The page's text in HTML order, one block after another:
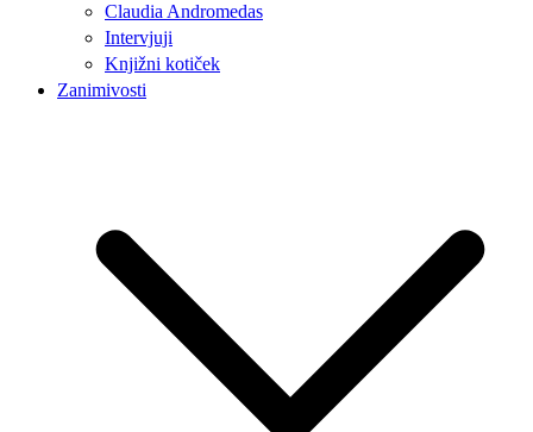
Claudia Andromedas
Intervjuji
Knjižni kotiček
Zanimivosti